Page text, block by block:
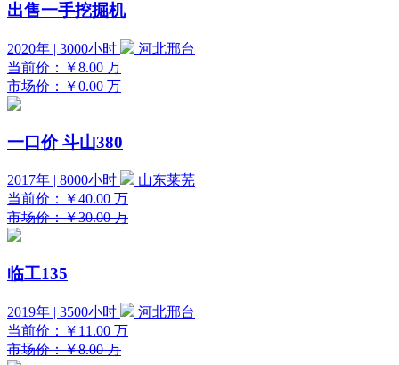
出售一手挖掘机
2020年 | 3000小时
河北邢台
当前价：
￥8.00 万
市场价：￥0.00 万
一口价 斗山380
2017年 | 8000小时
山东莱芜
当前价：
￥40.00 万
市场价：￥30.00 万
临工135
2019年 | 3500小时
河北邢台
当前价：
￥11.00 万
市场价：￥8.00 万